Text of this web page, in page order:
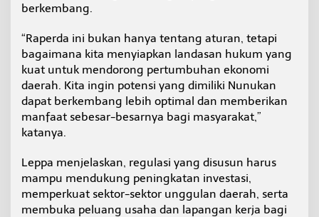
berkembang.
“Raperda ini bukan hanya tentang aturan, tetapi
bagaimana kita menyiapkan landasan hukum yang
kuat untuk mendorong pertumbuhan ekonomi
daerah. Kita ingin potensi yang dimiliki Nunukan
dapat berkembang lebih optimal dan memberikan
manfaat sebesar-besarnya bagi masyarakat,”
katanya.
Leppa menjelaskan, regulasi yang disusun harus
mampu mendukung peningkatan investasi,
memperkuat sektor-sektor unggulan daerah, serta
membuka peluang usaha dan lapangan kerja bagi